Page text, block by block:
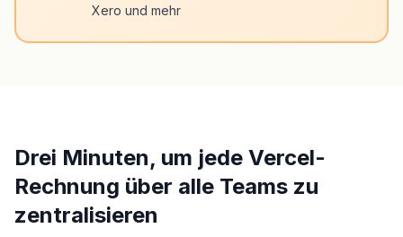
Xero und mehr
Drei Minuten, um jede Vercel-
Rechnung über alle Teams zu
zentralisieren